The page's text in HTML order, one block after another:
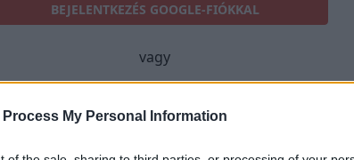
Process My Personal Information
BEJELENTKEZÉS GOOGLE-FIÓKKAL
vagy